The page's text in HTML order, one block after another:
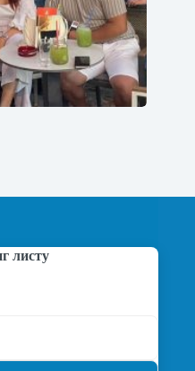
листу